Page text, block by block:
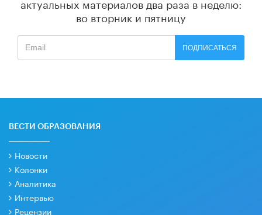
во вторник и пятницу
ПОДПИСАТЬСЯ
ВЕСТИ ОБРАЗОВАНИЯ
Новости
Колонки
Аналитика
Интервью
Рецензии